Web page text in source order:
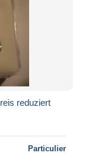
reduziert
Particulier